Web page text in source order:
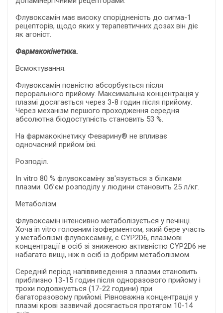
Флувоксамін має високу спорідненість до сигма-1
рецепторів, щодо яких у терапевтичних дозах він діє
як агоніст.
Фармакокінетика.
Всмоктування.
Флувоксамін повністю абсорбується після
перорального прийому. Максимальна концентрація у
плазмі досягається через 3-8 годин після прийому.
Через механізм першого проходження середня
абсолютна біодоступність становить 53 %.
На фармакокінетику Феварину® не впливає
одночасний прийом їжі.
Розподіл.
In vitro 80 % флувоксаміну зв'язується з білками
плазми. Об’єм розподілу у людини становить 25 л/кг.
Метаболізм.
Флувоксамін інтенсивно метаболізується у печінці.
Хоча іn vitro головним ізоферментом, який бере участь
у метаболізмі флувоксаміну, є CYP2D6, плазмові
концентрації в осіб зі зниженою активністю CYP2D6 не
набагато вищі, ніж в осіб із добрим метаболізмом.
Середній період напіввиведення з плазми становить
приблизно 13-15 годин після одноразового прийому і
трохи подовжується (17-22 години) при
багаторазовому прийомі. Рівноважна концентрація у
плазмі крові зазвичай досягається протягом 10-14